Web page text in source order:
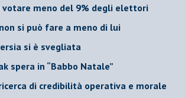
votare meno del 9% degli elettori
si può fare a meno di lui
si è svegliata
spera in “Babbo Natale”
di credibilità operativa e morale